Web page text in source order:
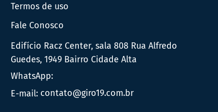
Termos de uso
Fale Conosco
Edifício Racz Center, sala 808 Rua Alfredo
Guedes, 1949 Bairro Cidade Alta
WhatsApp:
E-mail: contato@giro19.com.br